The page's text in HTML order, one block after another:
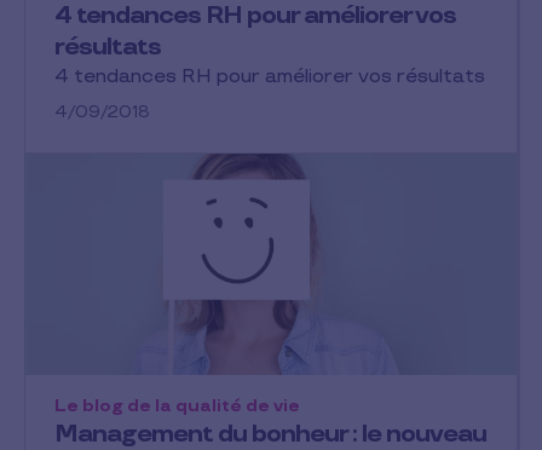
4 tendances RH pour améliorer vos
résultats
4 tendances RH pour améliorer vos résultats
4/09/2018
Management du bonheur : le nouveau
Le blog de la qualité de vie